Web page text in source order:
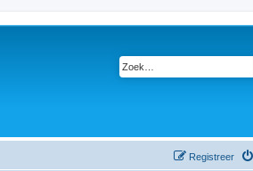
Registreer